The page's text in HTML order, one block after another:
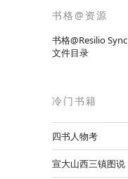
书格@资源
书格@Resilio Sync
文件目录
冷门书籍
四书人物考
宣大山西三镇图说